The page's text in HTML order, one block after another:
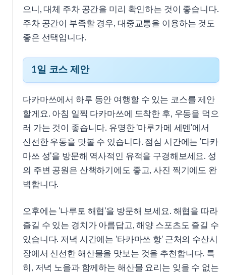
으니, 대체 주차 공간을 미리 확인하는 것이 좋습니다.
주차 공간이 부족할 경우, 대중교통을 이용하는 것도
좋은 선택입니다.
1일 코스 제안
다카마쓰에서 하루 동안 여행할 수 있는 코스를 제안
할게요. 아침 일찍 다카마쓰에 도착한 후, 우동을 먹으
러 가는 것이 좋습니다. 유명한 '마루가메 세멘'에서
신선한 우동을 맛볼 수 있습니다. 점심 시간에는 '다카
마쓰 성'을 방문해 역사적인 유적을 구경해보세요. 성
의 주변 공원은 산책하기에도 좋고, 사진 찍기에도 완
벽합니다.
오후에는 '나루토 해협'을 방문해 보세요. 해협을 따라
즐길 수 있는 경치가 아름답고, 해양 스포츠도 즐길 수
있습니다. 저녁 시간에는 '타카마쓰 항' 근처의 수산시
장에서 신선한 해산물을 맛보는 것을 추천합니다. 특
히, 저녁 노을과 함께하는 해산물 요리는 잊을 수 없는